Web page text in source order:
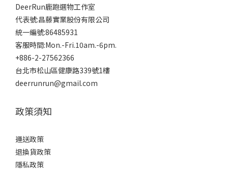
DeerRun鹿跑選物工作室
代表號:昌藤實業股份有限公司
統一編號:86485931
客服時間:Mon.-Fri.10am.-6pm.
+886-2-27562366
台北市松山區健康路339號1樓
deerrunrun@gmail.com
政策須知
運送政策
退換貨政策
隱私政策